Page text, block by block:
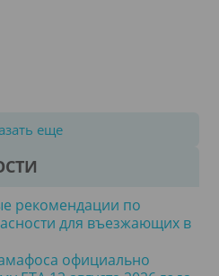
еще
рекомендации по
для въезжающих в
официально